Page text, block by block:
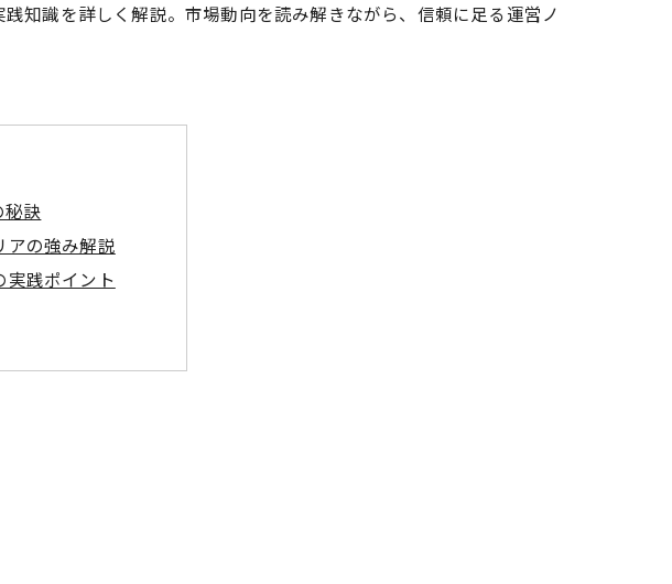
知識を詳しく解説。市場動向を読み解きながら、信頼に足る運営ノ
秘訣
アの強み解説
実践ポイント
下準備とは
値の基準
価値の関係性